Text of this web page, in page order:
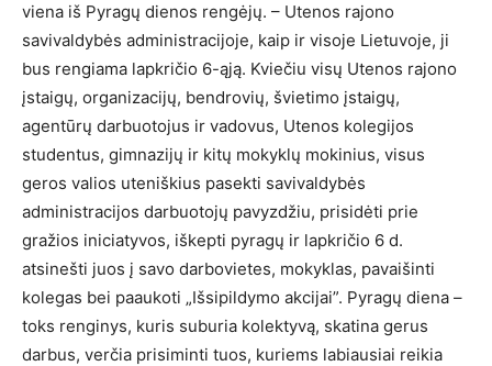
viena iš Pyragų dienos rengėjų. – Utenos rajono
savivaldybės administracijoje, kaip ir visoje Lietuvoje, ji
bus rengiama lapkričio 6-ąją. Kviečiu visų Utenos rajono
įstaigų, organizacijų, bendrovių, švietimo įstaigų,
agentūrų darbuotojus ir vadovus, Utenos kolegijos
studentus, gimnazijų ir kitų mokyklų mokinius, visus
geros valios uteniškius pasekti savivaldybės
administracijos darbuotojų pavyzdžiu, prisidėti prie
gražios iniciatyvos, iškepti pyragų ir lapkričio 6 d.
atsinešti juos į savo darbovietes, mokyklas, pavaišinti
kolegas bei paaukoti „Išsipildymo akcijai”. Pyragų diena –
toks renginys, kuris suburia kolektyvą, skatina gerus
darbus, verčia prisiminti tuos, kuriems labiausiai reikia